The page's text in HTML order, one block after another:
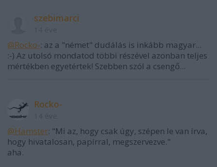
szebimarci
@Rocko-: az a "német" dudálás is inkább magyar...
:-) Az utolsó mondatod többi részével azonban teljes
mértékben egyetértek! Szebben szól a csengő...
Rocko-
@Hamster: "Mi az, hogy csak úgy, szépen le van írva,
hogy hivatalosan, papírral, megszervezve."
aha.